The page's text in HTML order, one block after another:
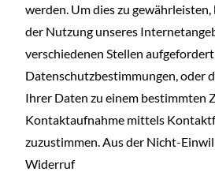
werden. Um dies zu gewährleisten,
der Nutzung unseres
verschiedenen Stellen
Datenschutzbestimmungen, oder
Ihrer Daten zu einem bestimmten
Kontaktaufnahme mittels
zuzustimmen. Aus der Nicht-
Widerruf